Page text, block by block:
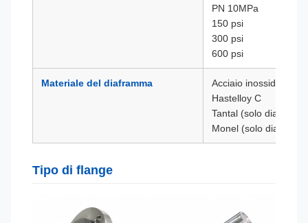
PN 10MPa
150 psi
300 psi
600 psi
Materiale del diaframma
Acciaio inossidabile
Hastelloy C
Tantal (solo
Monel (solo
Tipo di flange